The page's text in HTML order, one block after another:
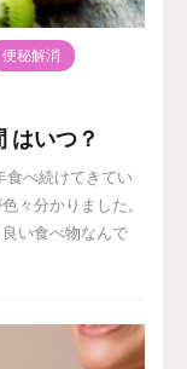
便秘解消
はいつ？
食べ続けてきてい
々分かりました。
い食べ物なんで